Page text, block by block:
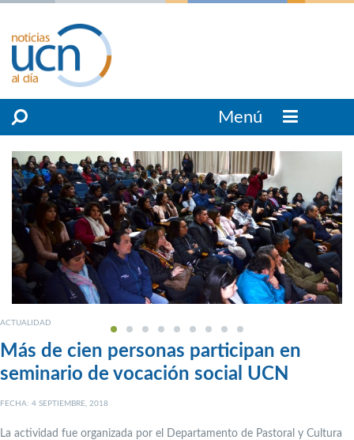
Menú
ACTUALIDAD
Más de cien personas participan en
seminario de vocación social UCN
FECHA: 4 SEPTIEMBRE, 2018
La actividad fue organizada por el Departamento de Pastoral y Cultura